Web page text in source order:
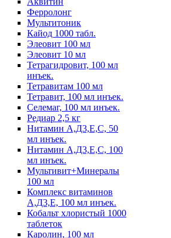
Ферролонг
Мультитоник
Кайод 1000 табл.
Элеовит 100 мл
Элеовит 10 мл
Тетрагидровит, 100 мл
инъек.
Тетравитам 100 мл
Тетравит, 100 мл инъек.
Селемаг, 100 мл инъек.
Редиар 2,5 кг
Нитамин А,Д3,Е,С, 50
мл инъек.
Нитамин А,Д3,Е,С, 100
мл инъек.
Мультивит+Минералы
100 мл
Комплекс витаминов
А,Д3,Е, 100 мл инъек.
Кобальт хлористый 1000
таблеток
Каролин, 100 мл